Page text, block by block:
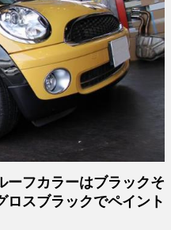
ーフカラーはブラックそ
ロスブラックでペイント